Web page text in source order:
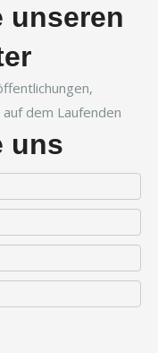
unseren
dem Laufenden
uns